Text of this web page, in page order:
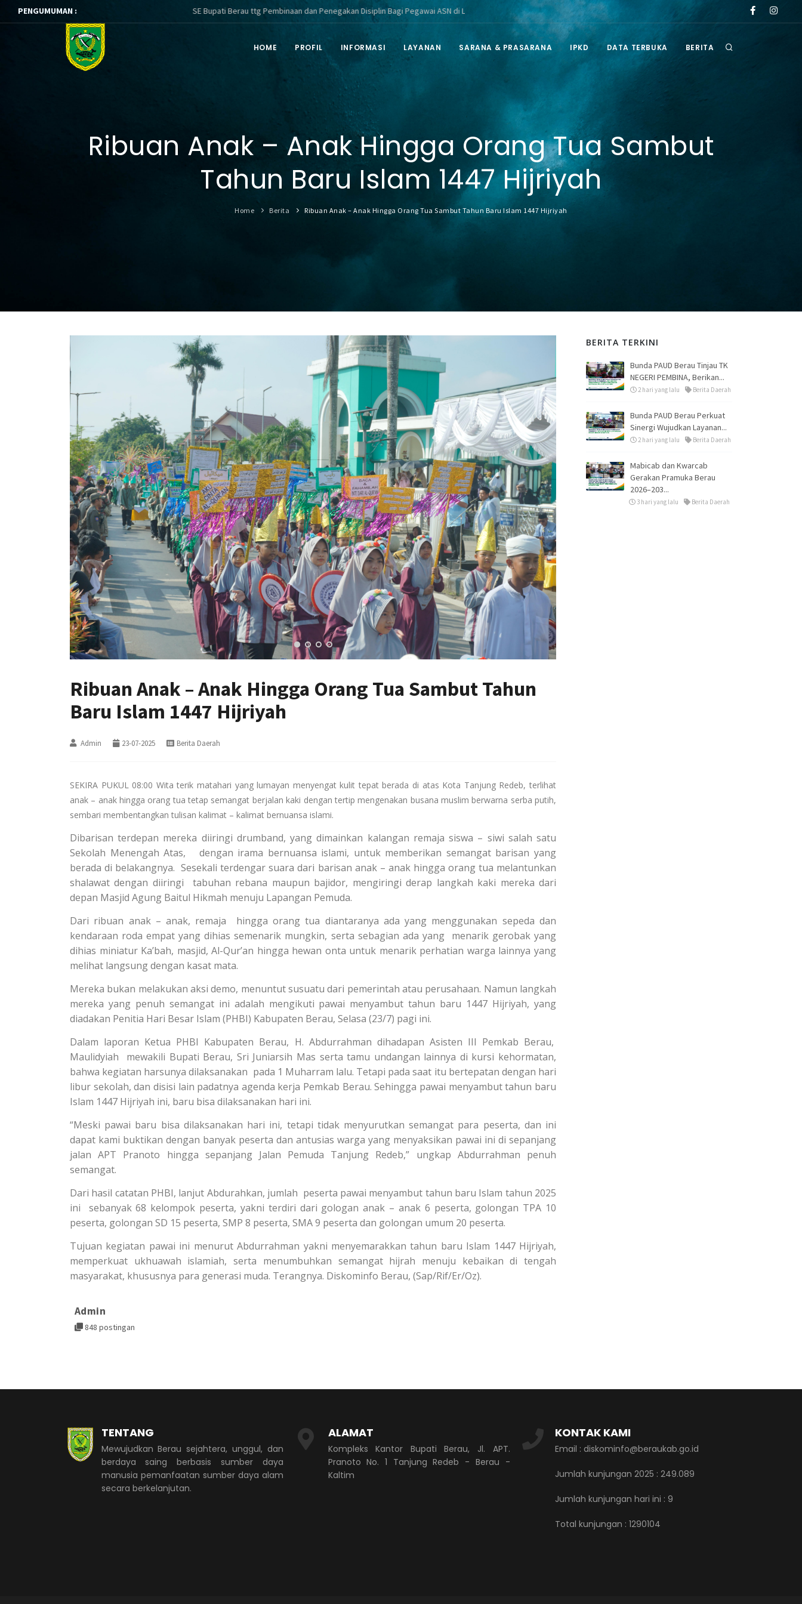
PENGUMUMAN : SE Bupati Berau ttg Pembinaan dan Penegakan Disiplin Bagi Pegawai ASN di Lingkungan Pemerintah Kabupaten Berau tahun 2026 Pengumuman Hasil Seleksi Administrasi Selter
HOME PROFIL INFORMASI LAYANAN SARANA & PRASARANA IPKD DATA TERBUKA BERITA
Ribuan Anak – Anak Hingga Orang Tua Sambut
Tahun Baru Islam 1447 Hijriyah
Home Berita Ribuan Anak – Anak Hingga Orang Tua Sambut Tahun Baru Islam 1447 Hijriyah
Ribuan Anak – Anak Hingga Orang Tua Sambut Tahun
Baru Islam 1447 Hijriyah
Admin 23-07-2025 Berita Daerah
SEKIRA PUKUL 08:00 Wita terik matahari yang lumayan menyengat kulit tepat berada di atas Kota Tanjung Redeb, terlihat
anak – anak hingga orang tua tetap semangat berjalan kaki dengan tertip mengenakan busana muslim berwarna serba putih,
sembari membentangkan tulisan kalimat – kalimat bernuansa islami.
Dibarisan terdepan mereka diiringi drumband, yang dimainkan kalangan remaja siswa – siwi salah satu
Sekolah Menengah Atas, dengan irama bernuansa islami, untuk memberikan semangat barisan yang
berada di belakangnya. Sesekali terdengar suara dari barisan anak – anak hingga orang tua melantunkan
shalawat dengan diiringi tabuhan rebana maupun bajidor, mengiringi derap langkah kaki mereka dari
depan Masjid Agung Baitul Hikmah menuju Lapangan Pemuda.
Dari ribuan anak – anak, remaja hingga orang tua diantaranya ada yang menggunakan sepeda dan
kendaraan roda empat yang dihias semenarik mungkin, serta sebagian ada yang menarik gerobak yang
dihias miniatur Ka’bah, masjid, Al-Qur’an hingga hewan onta untuk menarik perhatian warga lainnya yang
melihat langsung dengan kasat mata.
Mereka bukan melakukan aksi demo, menuntut susuatu dari pemerintah atau perusahaan. Namun langkah
mereka yang penuh semangat ini adalah mengikuti pawai menyambut tahun baru 1447 Hijriyah, yang
diadakan Penitia Hari Besar Islam (PHBI) Kabupaten Berau, Selasa (23/7) pagi ini.
Dalam laporan Ketua PHBI Kabupaten Berau, H. Abdurrahman dihadapan Asisten III Pemkab Berau,
Maulidyiah mewakili Bupati Berau, Sri Juniarsih Mas serta tamu undangan lainnya di kursi kehormatan,
bahwa kegiatan harsunya dilaksanakan pada 1 Muharram lalu. Tetapi pada saat itu bertepatan dengan hari
libur sekolah, dan disisi lain padatnya agenda kerja Pemkab Berau. Sehingga pawai menyambut tahun baru
Islam 1447 Hijriyah ini, baru bisa dilaksanakan hari ini.
“Meski pawai baru bisa dilaksanakan hari ini, tetapi tidak menyurutkan semangat para peserta, dan ini
dapat kami buktikan dengan banyak peserta dan antusias warga yang menyaksikan pawai ini di sepanjang
jalan APT Pranoto hingga sepanjang Jalan Pemuda Tanjung Redeb,” ungkap Abdurrahman penuh
semangat.
Dari hasil catatan PHBI, lanjut Abdurahkan, jumlah peserta pawai menyambut tahun baru Islam tahun 2025
ini sebanyak 68 kelompok peserta, yakni terdiri dari gologan anak – anak 6 peserta, golongan TPA 10
peserta, golongan SD 15 peserta, SMP 8 peserta, SMA 9 peserta dan golongan umum 20 peserta.
Tujuan kegiatan pawai ini menurut Abdurrahman yakni menyemarakkan tahun baru Islam 1447 Hijriyah,
memperkuat ukhuawah islamiah, serta menumbuhkan semangat hijrah menuju kebaikan di tengah
masyarakat, khususnya para generasi muda. Terangnya. Diskominfo Berau, (Sap/Rif/Er/Oz).
Admin
848 postingan
BERITA TERKINI
Bunda PAUD Berau Tinjau TK
NEGERI PEMBINA, Berikan...
2 hari yang lalu Berita Daerah
Bunda PAUD Berau Perkuat
Sinergi Wujudkan Layanan...
2 hari yang lalu Berita Daerah
Mabicab dan Kwarcab
Gerakan Pramuka Berau
2026–203...
3 hari yang lalu Berita Daerah
TENTANG
Mewujudkan Berau sejahtera, unggul, dan
berdaya saing berbasis sumber daya
manusia pemanfaatan sumber daya alam
secara berkelanjutan.
ALAMAT
Kompleks Kantor Bupati Berau, Jl. APT.
Pranoto No. 1 Tanjung Redeb - Berau -
Kaltim
KONTAK KAMI
Email : diskominfo@beraukab.go.id
Jumlah kunjungan 2025 : 249.089
Jumlah kunjungan hari ini : 9
Total kunjungan : 1290104